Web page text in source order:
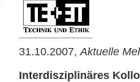
31.10.2007,Aktuelle
Interdisziplinäres